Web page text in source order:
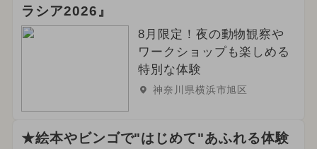
ラシア2026』
8月限定！夜の動物観察や
ワークショップも楽しめる
特別な体験
神奈川県横浜市旭区
★絵本やビンゴで"はじめて"あふれる体験